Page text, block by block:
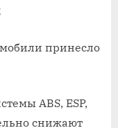
принесло
ABS, ESP,
снижают